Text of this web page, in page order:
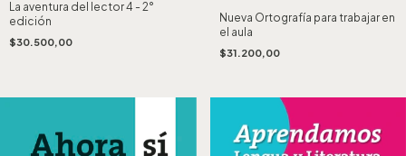
La aventura del lector 4 - 2°
edición
$30.500,00
Nueva Ortografía para trabajar en
el aula
$31.200,00